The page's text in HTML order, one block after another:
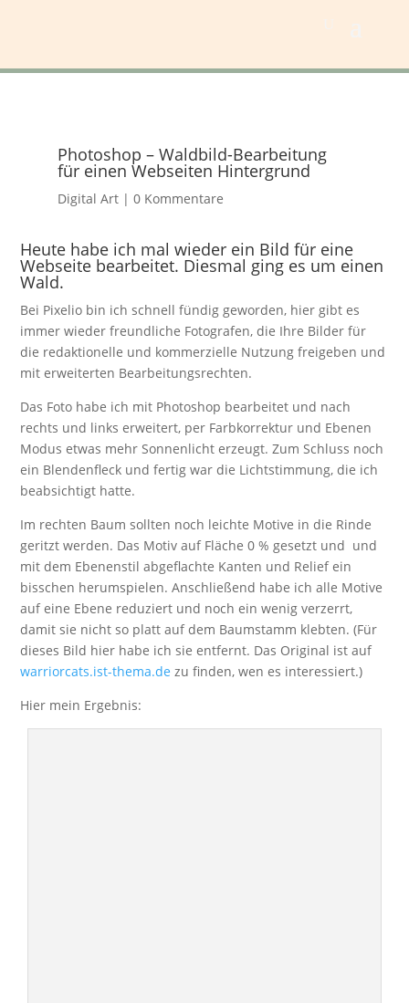
Photoshop – Waldbild-Bearbeitung
für einen Webseiten Hintergrund
Digital Art| 0 Kommentare
Heute habe ich mal wieder ein Bild für eine
Webseite bearbeitet. Diesmal ging es um einen
Wald.
Bei Pixelio bin ich schnell fündig geworden, hier gibt es
immer wieder freundliche Fotografen, die Ihre Bilder für
die redaktionelle und kommerzielle Nutzung freigeben und
mit erweiterten Bearbeitungsrechten.
Das Foto habe ich mit Photoshop bearbeitet und nach
rechts und links erweitert, per Farbkorrektur und Ebenen
Modus etwas mehr Sonnenlicht erzeugt. Zum Schluss noch
ein Blendenfleck und fertig war die Lichtstimmung, die ich
beabsichtigt hatte.
Im rechten Baum sollten noch leichte Motive in die Rinde
geritzt werden. Das Motiv auf Fläche 0 % gesetzt und und
mit dem Ebenenstil abgeflachte Kanten und Relief ein
bisschen herumspielen. Anschließend habe ich alle Motive
auf eine Ebene reduziert und noch ein wenig verzerrt,
damit sie nicht so platt auf dem Baumstamm klebten. (Für
dieses Bild hier habe ich sie entfernt. Das Original ist auf
warriorcats.ist-thema.de zu finden, wen es interessiert.)
Hier mein Ergebnis: